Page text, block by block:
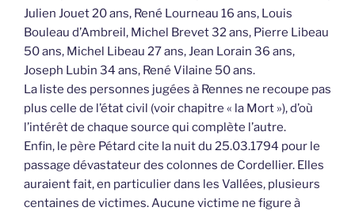
Julien Jouet 20 ans, René Lourneau 16 ans, Louis
Bouleau d’Ambreil, Michel Brevet 32 ans, Pierre Libeau
50 ans, Michel Libeau 27 ans, Jean Lorain 36 ans,
Joseph Lubin 34 ans, René Vilaine 50 ans.
La liste des personnes jugées à Rennes ne recoupe pas
plus celle de l’état civil (voir chapitre « la Mort »), d’où
l’intérêt de chaque source qui complète l’autre.
Enfin, le père Pétard cite la nuit du 25.03.1794 pour le
passage dévastateur des colonnes de Cordellier. Elles
auraient fait, en particulier dans les Vallées, plusieurs
centaines de victimes. Aucune victime ne figure à